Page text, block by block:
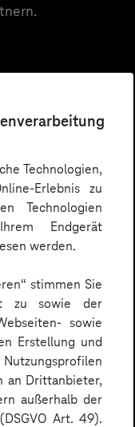
Technologien,
Erlebnis zu
Technologien
Endgerät
werden.
stimmen Sie
zu sowie der
sowie
Erstellung und
an Drittanbieter,
außerhalb der
Art. 49).